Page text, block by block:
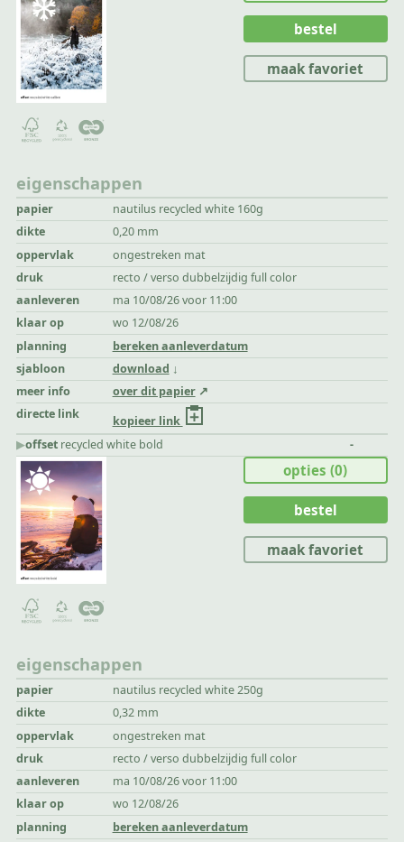
eigenschappen
papier
nautilus recycled white 160g
dikte
0,20 mm
oppervlak
ongestreken mat
druk
recto / verso dubbelzijdig full color
aanleveren
ma 10/08/26 voor 11:00
klaar op
wo 12/08/26
planning
bereken aanleverdatum
sjabloon
download
meer info
over dit papier
directe link
kopieer link
bestel
maak favoriet
▶︎offset recycled white bold -
eigenschappen
papier
nautilus recycled white 250g
dikte
0,32 mm
oppervlak
ongestreken mat
druk
recto / verso dubbelzijdig full color
aanleveren
ma 10/08/26 voor 11:00
klaar op
wo 12/08/26
planning
bereken aanleverdatum
opties(0)
bestel
maak favoriet